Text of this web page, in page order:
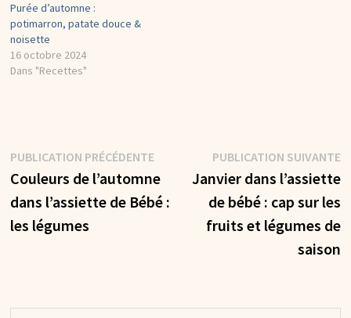
Purée d’automne :
potimarron, patate douce &
noisette
16 octobre 2024
Dans "Recettes"
Navigation
de
l’article
PUBLICATION PRÉCÉDENTEPublication
précédente :
Couleurs de l’automne
dans l’assiette de Bébé :
les légumes
PUBLICATION SUIVANTE
Janvier dans l’assiette
de bébé : cap sur les
fruits et légumes de
saison